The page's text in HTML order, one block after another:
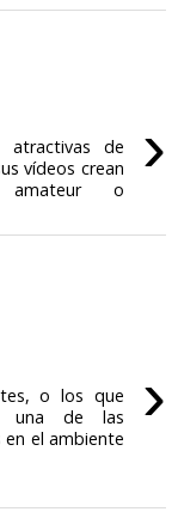
›
de
vídeos crean
amateur o
›
o los que
una de las
el ambiente